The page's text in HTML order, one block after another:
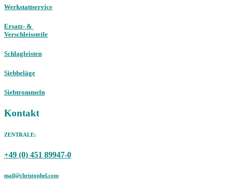
Werkstattservice
Ersatz- &
Verschleissteile
Schlagleisten
Siebbeläge
Siebtrommeln
Kontakt
ZENTRALE:
+49 (0) 451 89947-0
mail@christophel.com